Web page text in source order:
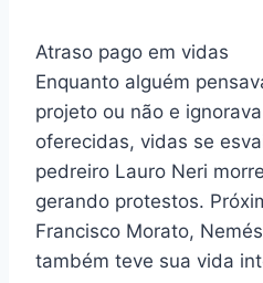
Atraso pago em vidas
Enquanto alguém
projeto ou não e
oferecidas, vidas se
pedreiro Lauro Neri
gerando protestos.
Francisco Morato,
também teve sua vida